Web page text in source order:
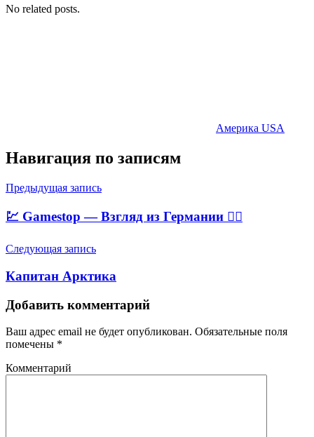
No related posts.
Америка USA
Навигация по записям
Предыдущая запись
💹 Gamestop — Взгляд из Германии 🕵️‍♂️
Следующая запись
Капитан Арктика
Добавить комментарий
Ваш адрес email не будет опубликован. Обязательные поля
помечены *
Комментарий